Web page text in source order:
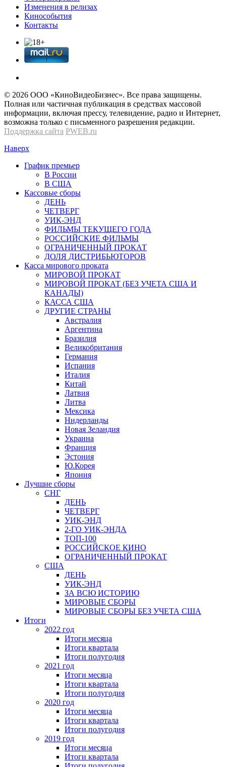
Изменения в релизах
Кинособытия
Контакты
© 2026 OOО «КиноВидеоБизнес». Все права защищены.
Полная или частичная публикация в средствах массовой
информации, включая прессу, телевидение, радио и Интернет,
возможна только с письменного разрешения редакции.
Поддержка сайта PWEB.ru
Наверх
График премьер
В России
В США
Кассовые сборы
ДЕНЬ
ЧЕТВЕРГ
УИК-ЭНД
ФИЛЬМЫ ТЕКУЩЕГО ГОДА
РОССИЙСКИЕ ФИЛЬМЫ
ОГРАНИЧЕННЫЙ ПРОКАТ
ДОЛЯ ДИСТРИБЬЮТОРОВ
Касса мирового проката
МИРОВОЙ ПРОКАТ
МИРОВОЙ ПРОКАТ (БЕЗ УЧЕТА США И
КАНАДЫ)
КАССА США
ДРУГИЕ СТРАНЫ
Австралия
Аргентина
Бразилия
Великобритания
Германия
Испания
Италия
Китай
Латвия
Литва
Мексика
Нидерланды
Новая Зеландия
Украина
Франция
Эстония
Ю.Корея
Япония
Лучшие сборы
СНГ
ДЕНЬ
ЧЕТВЕРГ
УИК-ЭНД
2-ГО УИК-ЭНДА
ТОП-100
РОССИЙСКОЕ КИНО
ОГРАНИЧЕННЫЙ ПРОКАТ
США
ДЕНЬ
УИК-ЭНД
ЗА ВСЮ ИСТОРИЮ
МИРОВЫЕ СБОРЫ
МИРОВЫЕ СБОРЫ БЕЗ УЧЕТА США
Итоги
2022 год
Итоги месяца
Итоги квартала
Итоги полугодия
2021 год
Итоги месяца
Итоги квартала
Итоги полугодия
2020 год
Итоги месяца
Итоги квартала
Итоги полугодия
2019 год
Итоги месяца
Итоги квартала